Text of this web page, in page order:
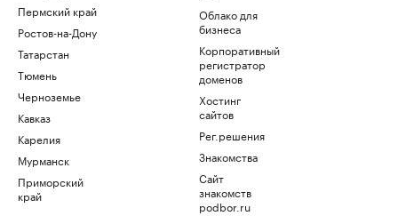
Пермский край
Ростов-на-Дону
Татарстан
Тюмень
Черноземье
Кавказ
Карелия
Мурманск
Приморский
край
Облако для
бизнеса
Корпоративный
регистратор
доменов
Хостинг
сайтов
Рег.решения
Знакомства
Сайт
знакомств
podbor.ru